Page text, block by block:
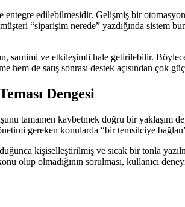
edilebilmesidir. Gelişmiş bir otomasyon
“siparişim nerede” yazdığında sistem
samimi ve etkileşimli hale getirilebilir.
de satış sonrası destek açısından çok
Dengesi
tamamen kaybetmek doğru bir
gereken konularda “bir temsilciye
kişiselleştirilmiş ve sıcak bir tonla
olup olmadığının sorulması, kullanıcı